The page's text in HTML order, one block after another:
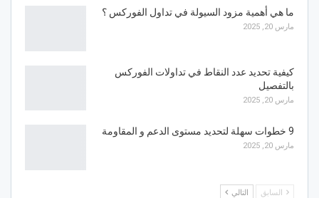
ما هي أهمية مزود السيولة في تداول الفوركس ؟
مارس 20, 2025
كيفية تحديد عدد النقاط في تداولات الفوركس
بالتفصيل
مارس 20, 2025
9 خطوات سهلة لتحديد مستوى الدعم و المقاومة
مارس 20, 2025
السابق التالي